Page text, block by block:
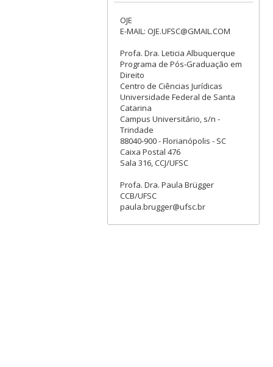
OJE
E-MAIL: OJE.UFSC@GMAIL.COM
Profa. Dra. Leticia Albuquerque
Programa de Pós-Graduação em
Direito
Centro de Ciências Jurídicas
Universidade Federal de Santa
Catarina
Campus Universitário, s/n -
Trindade
88040-900 - Florianópolis - SC
Caixa Postal 476
Sala 316, CCJ/UFSC
Profa. Dra. Paula Brügger
CCB/UFSC
paula.brugger@ufsc.br